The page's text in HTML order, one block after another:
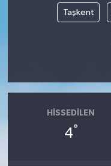
Taşkent
HISSEDILEN
4°